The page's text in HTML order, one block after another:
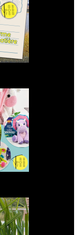
: Loutre à